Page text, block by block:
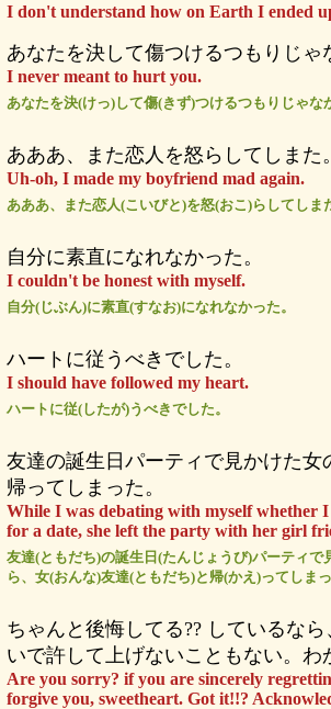
I don't understand how on Earth I ended
あなたを決して傷つけるつもりじゃ
I never meant to hurt you.
あなたを決(けっ)して傷(きず)つけるつもりじゃな
あああ、また恋人を怒らしてしまた。
Uh-oh, I made my boyfriend mad again.
あああ、また恋人(こいびと)を怒(おこ)らしてしま
自分に素直になれなかった。
I couldn't be honest with myself.
自分(じぶん)に素直(すなお)になれなかった。
ハートに従うべきでした。
I should have followed my heart.
ハートに従(したが)うべきでした。
友達の誕生日パーティで見かけた
帰ってしまった。
While I was debating with myself whether
for a date, she left the party with her girl
友達(ともだち)の誕生日(たんじょうび)パーティ
ら、女(おんな)友達(ともだち)と帰(かえ)ってしまっ
ちゃんと後悔してる?? しているな
いで許して上げないこともない。
Are you sorry? if you are sincerely
forgive you, sweetheart. Got it!!?